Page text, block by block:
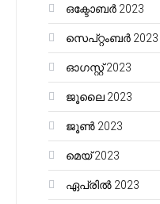
ഒക്ടോബർ 2023
സെപ്റ്റംബർ 2023
ഓഗസ്റ്റ്‌ 2023
ജൂലൈ 2023
ജൂൺ 2023
മെയ്‌ 2023
ഏപ്രിൽ 2023